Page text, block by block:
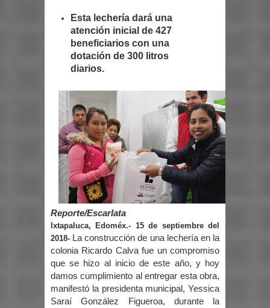
Esta lechería dará una
atención inicial de 427
beneficiarios con una
dotación de 300 litros
diarios.
Reporte/Escarlata
Ixtapaluca, Edoméx.- 15 de septiembre del
2018- La construcción de una lechería en la
colonia Ricardo Calva fue un compromiso
que se hizo al inicio de este año, y hoy
damos cumplimiento al entregar esta obra,
manifestó la presidenta municipal, Yessica
Saraí González Figueroa, durante la